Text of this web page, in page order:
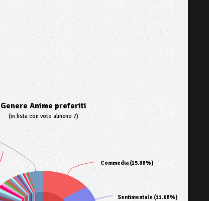
Genere Anime preferiti
(in lista con voto almeno 7)
Commedia (15.08%)
Sentimentale (11.68%)